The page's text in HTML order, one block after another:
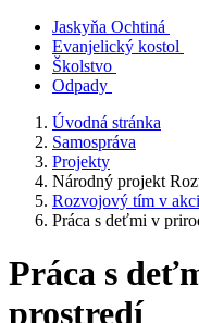
Jaskyňa Ochtiná
Evanjelický kostol
Školstvo
Odpady
Úvodná stránka
Samospráva
Projekty
Národný projekt
Rozvojový tím v
Práca s deťmi v
Práca s
prostredí